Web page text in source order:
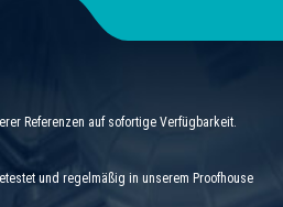
Referenzen auf sofortige Verfügbarkeit.
und regelmäßig in unserem Proofhouse